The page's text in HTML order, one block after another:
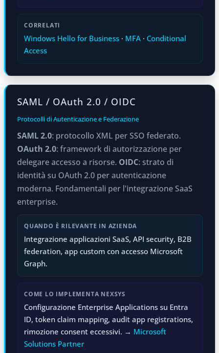
CORRELATI
Windows Hello for Business · MFA · Conditional
Access
SAML / OAuth 2.0 / OIDC
Protocolli di Autenticazione e Federazione
SAML 2.0: protocollo XML per SSO federato.
OAuth 2.0: framework di autorizzazione per
delegare accesso a risorse. OIDC: strato di
identità su OAuth 2.0 per autenticazione
moderna. Fondamentali per l'integrazione SaaS
enterprise.
QUANDO È RILEVANTE IN AZIENDA
Integrazione applicazioni SaaS, API security, B2B
federation, app custom con accesso Microsoft
Graph.
COME LO IMPLEMENTA NEXSYS
Configurazione Enterprise Applications su Entra
ID, token claim mapping, audit app registrations,
rimozione consent eccessivi. → Microsoft
Solutions Partner